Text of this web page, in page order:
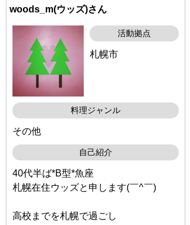
woods_m(ウッズ)さん
活動拠点
札幌市
料理ジャンル
その他
自己紹介
40代半ば*B型*魚座
札幌在住ウッズと申します(￣^￣)ゞ
高校までを札幌で過ごし